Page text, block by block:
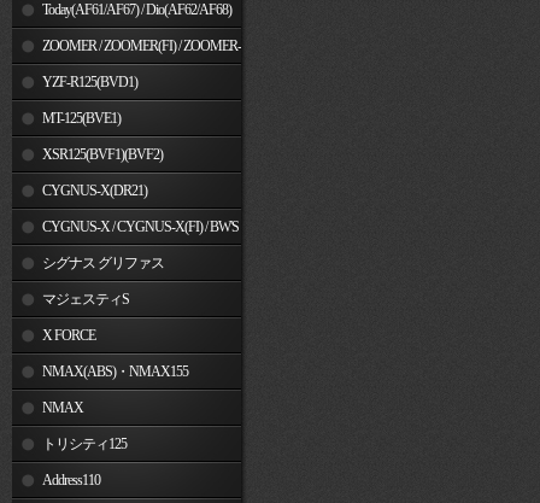
Today(AF61/AF67) / Dio(AF62/AF68)
ZOOMER / ZOOMER(FI) / ZOOMER-
YZF-R125(BVD1)
MT-125(BVE1)
XSR125(BVF1)(BVF2)
CYGNUS-X(DR21)
CYGNUS-X / CYGNUS-X(FI) / BW'S
125 シグナス グリファス
マジェスティS
X FORCE
NMAX(ABS)・NMAX155
NMAX
トリシティ125
Address110